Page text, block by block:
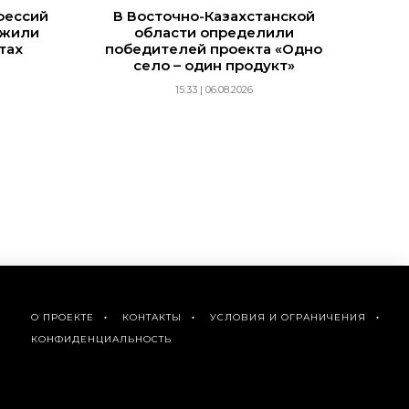
В Восточно-Казахстанской
области определили
победителей проекта «Одно
село – один продукт»
15:33 | 06.08.2026
О ПРОЕКТЕ КОНТАКТЫ
УСЛОВИЯ И ОГРАНИЧЕНИЯ
КОНФИДЕНЦИАЛЬНОСТЬ